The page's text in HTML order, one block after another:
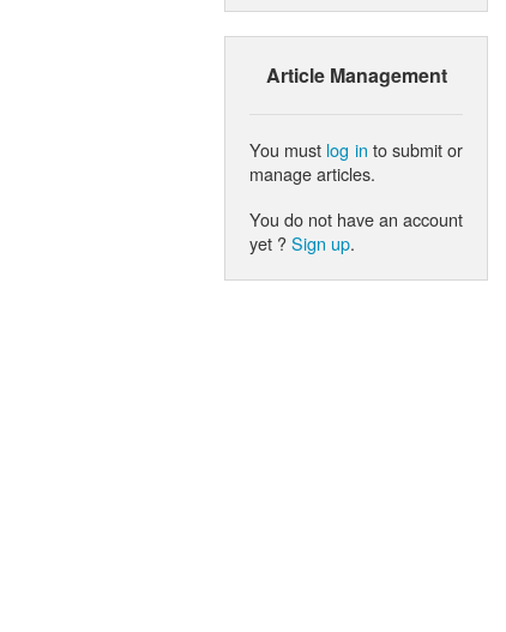
Article Management
You must log in to submit or
manage articles.
You do not have an account
yet ?Sign up.